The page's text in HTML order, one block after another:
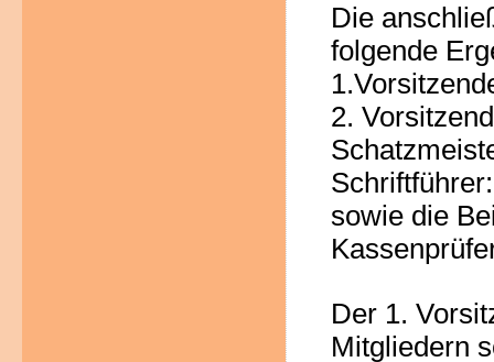
Die
folgende
2.
Schriftführer:
sowie die
Der 1.
Mitgliedern